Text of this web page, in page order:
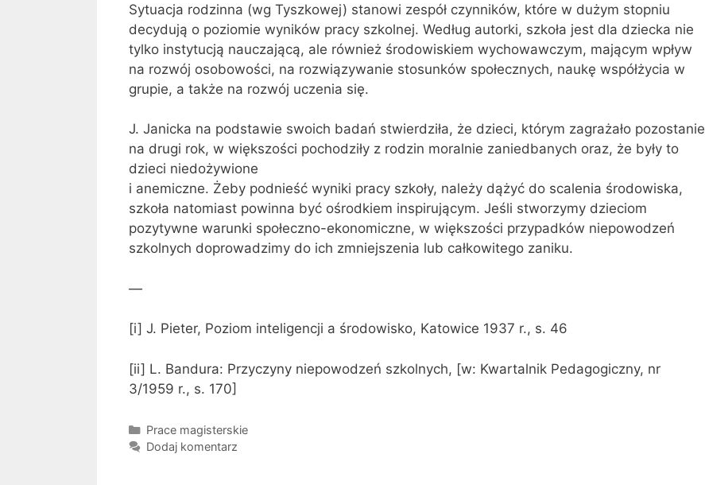
Sytuacja rodzinna (wg Tyszkowej) stanowi zespół czynników, które w dużym stopniu
decydują o poziomie wyników pracy szkolnej. Według autorki, szkoła jest dla dziecka nie
tylko instytucją na­uczającą, ale również środowiskiem wychowawczym, mającym wpływ
na rozwój osobowości, na rozwiązywanie stosunków społecznych, naukę współżycia w
grupie, a także na rozwój uczenia się.
J. Janicka na podstawie swoich badań stwierdziła, że dzieci, którym zagrażało pozostanie
na drugi rok, w większości pochodziły z rodzin moralnie zaniedbanych oraz, że były to
dzieci niedożywione
i anemiczne. Żeby podnieść wyniki pracy szkoły, należy dążyć do sca­lenia środowiska,
szkoła natomiast powinna być ośrodkiem inspirującym. Jeśli stworzymy dzieciom
pozytywne warunki społeczno-ekonomiczne, w większości przypadków niepowodzeń
szkolnych doprowadzimy do ich zmniejszenia lub całkowitego zaniku.
—
[i] J. Pieter, Poziom inteligencji a środowisko, Katowice 1937 r., s. 46
[ii] L. Bandura: Przyczyny niepowodzeń szkolnych, [w: Kwartalnik Pedagogiczny, nr
3/1959 r., s. 170]
Kategorie
Prace magisterskie
Dodaj komentarz